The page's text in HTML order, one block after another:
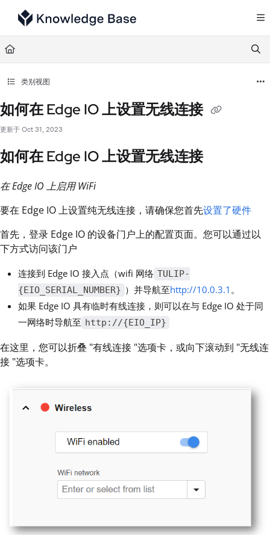
Documentation Index
Fetch the complete documentation index at:
Use this file to discover all available pages before exploring further.
类别视图
如何在 Edge IO 上设置无线连接
更新于 Oct 31, 2023
如何在 Edge IO 上设置无线连接
在 Edge IO 上启用 WiFi
要在 Edge IO 上设置纯无线连接，请确保您首先设置了硬件
首先，登录 Edge IO 的设备门户上的配置页面。您可以通过以
下方式访问该门户
连接到 Edge IO 接入点（wifi 网络 TULIP-
{EIO_SERIAL_NUMBER} ）并导航至http://10.0.3.1 。
如果 Edge IO 具有临时有线连接，则可以在与 Edge IO 处于同
一网络时导航至 http://{EIO_IP}
在这里，您可以折叠 "有线连接 "选项卡，或向下滚动到 "无线连
接 "选项卡。